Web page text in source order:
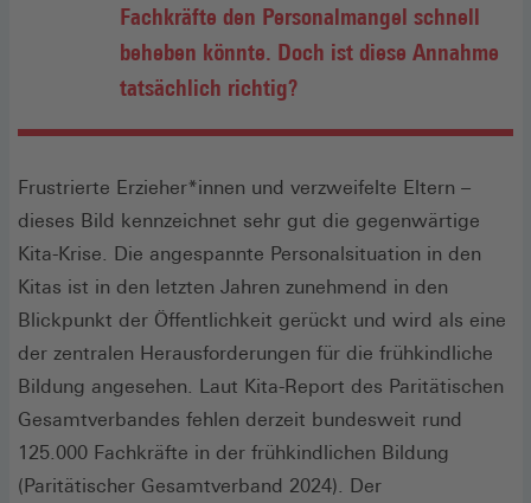
Fachkräfte den Personalmangel schnell
beheben könnte. Doch ist diese Annahme
tatsächlich richtig?
Frustrierte Erzieher*innen und verzweifelte Eltern –
dieses Bild kennzeichnet sehr gut die gegenwärtige
Kita-Krise. Die angespannte Personalsituation in den
Kitas ist in den letzten Jahren zunehmend in den
Blickpunkt der Öffentlichkeit gerückt und wird als eine
der zentralen Herausforderungen für die frühkindliche
Bildung angesehen. Laut Kita-Report des Paritätischen
Gesamtverbandes fehlen derzeit bundesweit rund
125.000 Fachkräfte in der frühkindlichen Bildung
(Paritätischer Gesamtverband 2024). Der